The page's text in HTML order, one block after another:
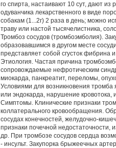
го спирта, настаивают 10 сут, дают из
одуванчика лекарственного в виде
собакам (1...2г) 2 раза в день; можно
траву или настой тысячелистника,
Тромбоз сосудов (тромбоэмболия).
образовавшимся в другом месте
представляет собой сгусток фибрина
Этиология. Частая причина
сопровождаемые нефротическим
миокарда, панкреатит, переломы,
Условиями для возникновения
или эндокарда, нарушение
Симптомы. Клинические признаки
коллатерального кровообращения.
сосудах конечностей, желудочно-
признаки почечной недостаточности,
др. При тромбозе сосудов сердца
- инсульт. Закупорка брыжеечных